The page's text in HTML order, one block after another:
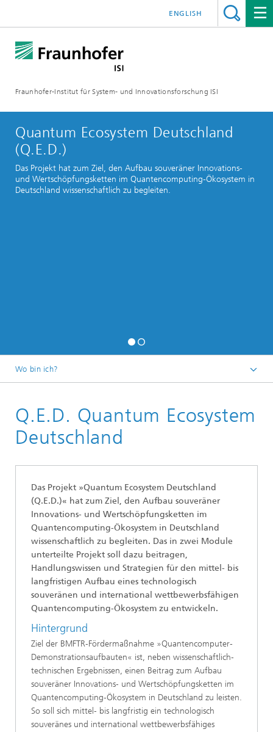
Fraunhofer-Institut für System- und Innovationsforschung ISI
ENGLISH
Quantum Ecosystem Deutschland
(Q.E.D.)
Das Projekt hat zum Ziel, den Aufbau souveräner Innovations-
und Wertschöpfungsketten im Quantencomputing-Ökosystem in
Deutschland wissenschaftlich zu begleiten.
Wo bin ich?
Abteilungen
Regionale Transformation und Innovationspolitik
Q.E.D. Quantum Ecosystem
Deutschland
Das Projekt »Quantum Ecosystem Deutschland
(Q.E.D.)« hat zum Ziel, den Aufbau souveräner
Innovations- und Wertschöpfungsketten im
Quantencomputing-Ökosystem in Deutschland
wissenschaftlich zu begleiten. Das in zwei Module
unterteilte Projekt soll dazu beitragen,
Handlungswissen und Strategien für den mittel- bis
langfristigen Aufbau eines technologisch
souveränen und international wettbewerbsfähigen
Quantencomputing-Ökosystem zu entwickeln.
Hintergrund
Ziel der BMFTR‐Fördermaßnahme »Quantencomputer-
Demonstrationsaufbauten« ist, neben wissenschaftlich‐
technischen Ergebnissen, einen Beitrag zum Aufbau
souveräner Innovations‐ und Wertschöpfungsketten im
Quantencomputing‐Ökosystem in Deutschland zu leisten.
So soll sich mittel‐ bis langfristig ein technologisch
souveränes und international wettbewerbsfähiges